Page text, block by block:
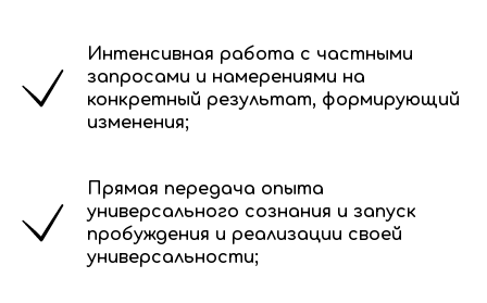
Интенсивная работа с частными
запросами и намерениями на
конкретный результат, формирующий
изменения;
Прямая передача опыта
универсального сознания и запуск
пробуждения и реализации своей
универсальности;